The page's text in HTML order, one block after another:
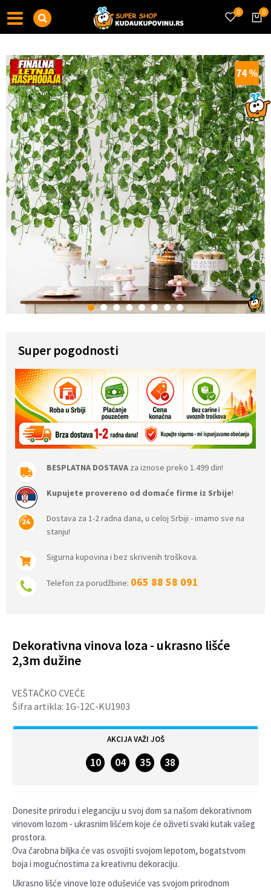
0
0
1 2 3 4 5 6 7 8
74%
Super pogodnosti
BESPLATNA DOSTAVA za iznose preko 1.499 din!
Kupujete provereno od domaće firme iz Srbije!
Dostava za 1-2 radna dana, u celoj Srbiji - imamo sve na
stanju!
Sigurna kupovina i bez skrivenih troškova.
Telefon za porudžbine: 065 88 58 091
Dekorativna vinova loza - ukrasno lišće
2,3m dužine
VEŠTAČKO CVEĆE
Šifra artikla: 1G-12C-KU1903
AKCIJA VAŽI JOŠ
10 04 35 37
Donesite prirodu i eleganciju u svoj dom sa našom dekorativnom
vinovom lozom - ukrasnim lišćem koje će oživeti svaki kutak vašeg
prostora.
Ova čarobna biljka će vas osvojiti svojom lepotom, bogatstvom
boja i mogućnostima za kreativnu dekoraciju.
Ukrasno lišće vinove loze oduševiće vas svojom prirodnom